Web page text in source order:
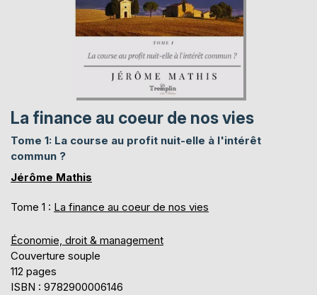
La finance au coeur de nos vies
Tome 1: La course au profit nuit-elle à l'intérêt
commun ?
Jérôme Mathis
Tome 1 : La finance au coeur de nos vies
Économie, droit & management
Couverture souple
112 pages
ISBN : 9782900006146